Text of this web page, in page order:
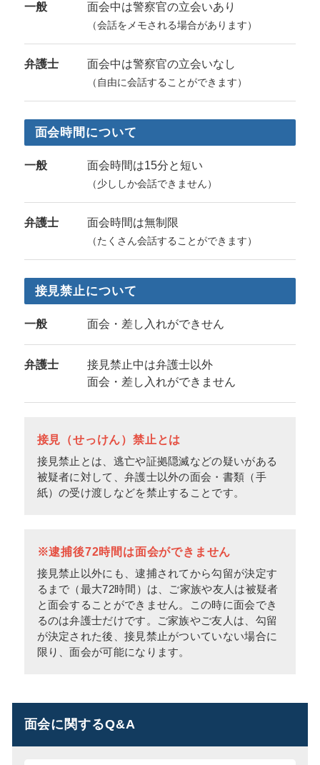
一般 面会中は警察官の立会いあり
（会話をメモされる場合があります）
弁護士 面会中は警察官の立会いなし
（自由に会話することができます）
面会時間について
一般 面会時間は15分と短い
（少ししか会話できません）
弁護士 面会時間は無制限
（たくさん会話することができます）
接見禁止について
一般 面会・差し入れができせん
弁護士
接見禁止中は弁護士以外
面会・差し入れができません
接見（せっけん）禁止とは
接見禁止とは、逃亡や証拠隠滅などの疑いがある
被疑者に対して、弁護士以外の面会・書類（手
紙）の受け渡しなどを禁止することです。
※逮捕後72時間は面会ができません
接見禁止以外にも、逮捕されてから勾留が決定す
るまで（最大72時間）は、ご家族や友人は被疑者
と面会することができません。この時に面会でき
るのは弁護士だけです。ご家族やご友人は、勾留
が決定された後、接見禁止がついていない場合に
限り、面会が可能になります。
面会に関するQ&A